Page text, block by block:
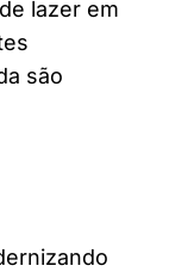
lazer em
são